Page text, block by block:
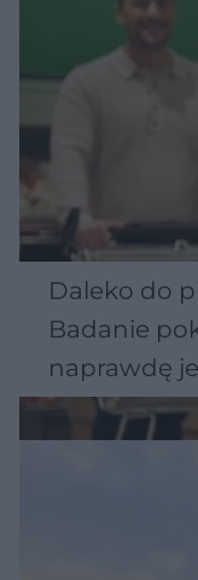
Daleko do
Badanie
naprawdę